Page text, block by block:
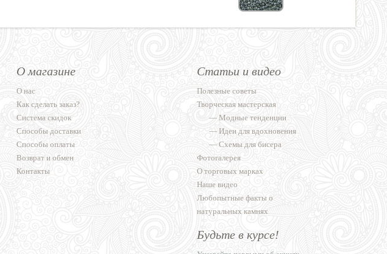
О магазине
О нас
Как сделать заказ?
Система скидок
Способы доставки
Способы оплаты
Возврат и обмен
Контакты
Статьи и видео
Полезные советы
Творческая мастерская
—Модные тенденции
—Идеи для вдохновения
—Схемы для бисера
Фотогалерея
О торговых марках
Наше видео
Любопытные факты о
натуральных камнях
Будьте в курсе!